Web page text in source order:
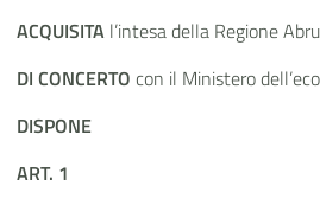
ACQUISITA l’intesa della Regione
DI CONCERTO con il Ministero
DISPONE
ART. 1